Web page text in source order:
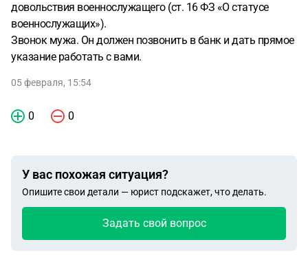
довольствия военнослужащего (ст. 16 ФЗ «О статусе
военнослужащих»).
Звонок мужа. Он должен позвонить в банк и дать прямое
указание работать с вами.
05 февраля, 15:54
0 0
У вас похожая ситуация?
Опишите свои детали — юрист подскажет, что делать.
Задать свой вопрос